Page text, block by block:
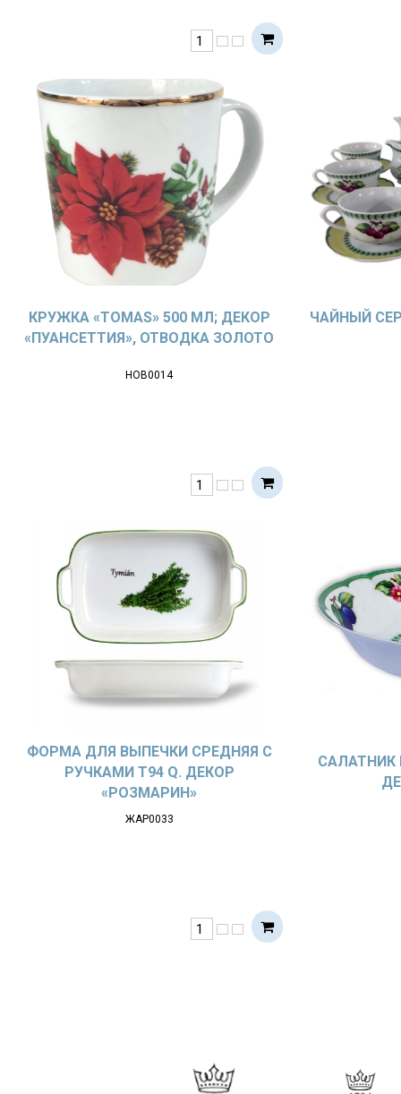
КРУЖКА «TOMAS» 500 МЛ; ДЕКОР
«ПУАНСЕТТИЯ», ОТВОДКА ЗОЛОТО
НОВ0014
ЧАЙНЫЙ
ФОРМА ДЛЯ ВЫПЕЧКИ СРЕДНЯЯ С
РУЧКАМИ T94 Q. ДЕКОР
«РОЗМАРИН»
ЖАР0033
САЛАТНИК